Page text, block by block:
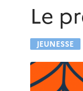
Le
JEUNESSE